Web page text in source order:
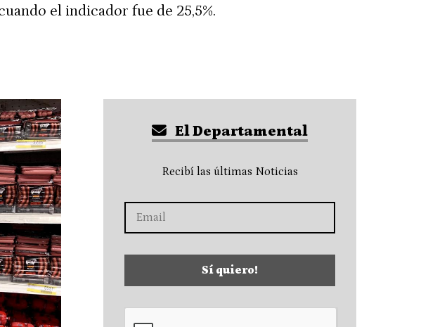
el indicador fue de 25,5%.
El Departamental
Recibí las últimas Noticias
Sí quiero!